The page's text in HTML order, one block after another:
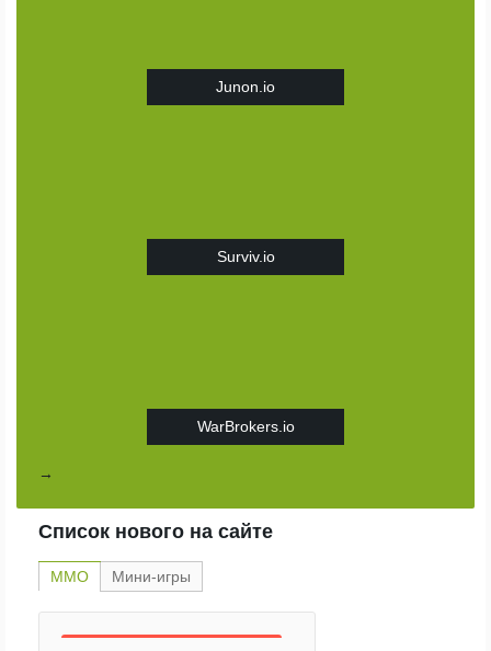
Junon.io
Surviv.io
WarBrokers.io
→
Список нового на сайте
ММО Мини-игры